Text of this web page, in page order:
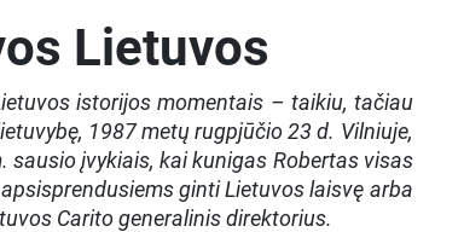
Lietuvos
istorijos momentais – taikiu, tačiau
1987 metų rugpjūčio 23 d. Vilniuje,
įvykiais, kai kunigas Robertas visas
ginti Lietuvos laisvę arba
Carito generalinis direktorius.